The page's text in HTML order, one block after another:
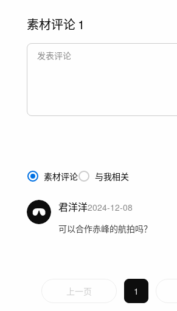
素材评论 1
素材评论 与我相关
君洋洋2024-12-08
可以合作赤峰的航拍吗？
上一页 1